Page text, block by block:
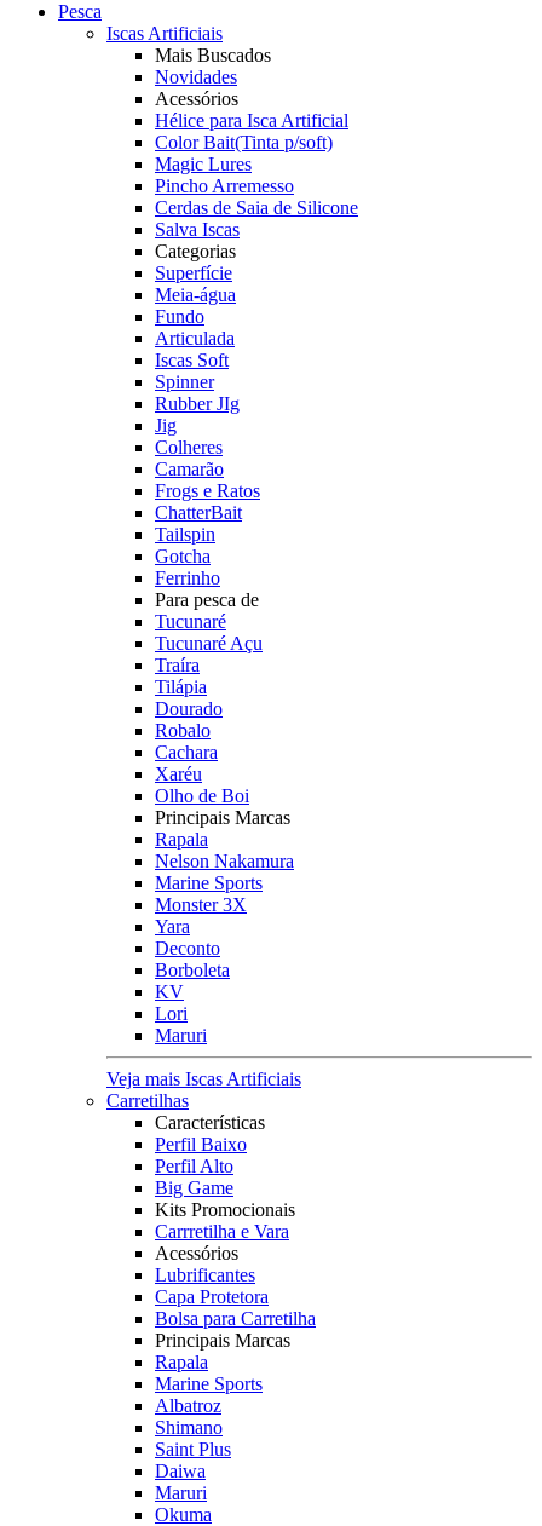
Pesca
Iscas Artificiais
Mais Buscados
Novidades
Acessórios
Hélice para Isca Artificial
Color Bait(Tinta p/soft)
Magic Lures
Pincho Arremesso
Cerdas de Saia de Silicone
Salva Iscas
Categorias
Superfície
Meia-água
Fundo
Articulada
Iscas Soft
Spinner
Rubber JIg
Jig
Colheres
Camarão
Frogs e Ratos
ChatterBait
Tailspin
Gotcha
Ferrinho
Para pesca de
Tucunaré
Tucunaré Açu
Traíra
Tilápia
Dourado
Robalo
Cachara
Xaréu
Olho de Boi
Principais Marcas
Rapala
Nelson Nakamura
Marine Sports
Monster 3X
Yara
Deconto
Borboleta
KV
Lori
Maruri
Veja mais Iscas Artificiais
Carretilhas
Características
Perfil Baixo
Perfil Alto
Big Game
Kits Promocionais
Carrretilha e Vara
Acessórios
Lubrificantes
Capa Protetora
Bolsa para Carretilha
Principais Marcas
Rapala
Marine Sports
Albatroz
Shimano
Saint Plus
Daiwa
Maruri
Okuma